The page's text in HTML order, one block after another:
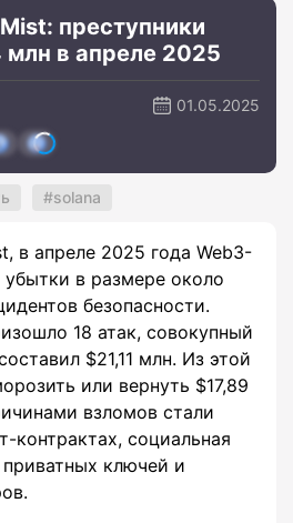
преступники
млн в апреле 2025
01.05.2025
solana
в апреле 2025 года Web3-
убытки в размере около
безопасности.
18 атак, совокупный
$21,11 млн. Из этой
или вернуть $17,89
взломов стали
контрактах, социальная
ключей и